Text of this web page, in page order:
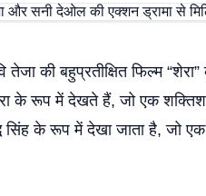
की बहुप्रतीक्षित फिल्म
के रूप में देखते हैं, जो एक
सिंह के रूप में देखा जाता है, जो